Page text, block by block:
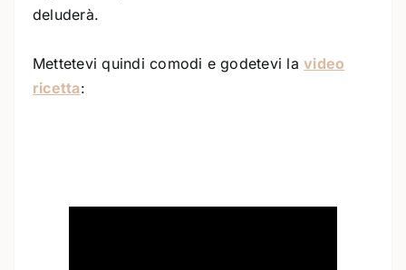
deluderà.
Mettetevi quindi comodi e godetevi lavideo
ricetta: